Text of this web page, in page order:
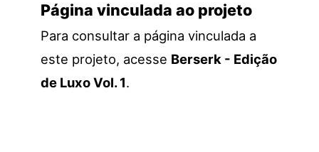
Página vinculada ao projeto
Para consultar a página vinculada a
este projeto, acesse Berserk - Edição
de Luxo Vol. 1.